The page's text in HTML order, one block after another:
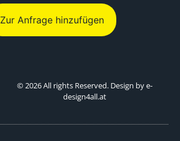
Zur Anfrage hinzufügen
© 2026 All rights Reserved. Design by e-
design4all.at